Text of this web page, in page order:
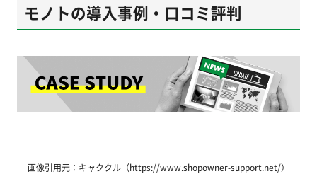
モノトの導入事例・口コミ評判
画像引用元：キャククル（https://www.shopowner-support.net/）